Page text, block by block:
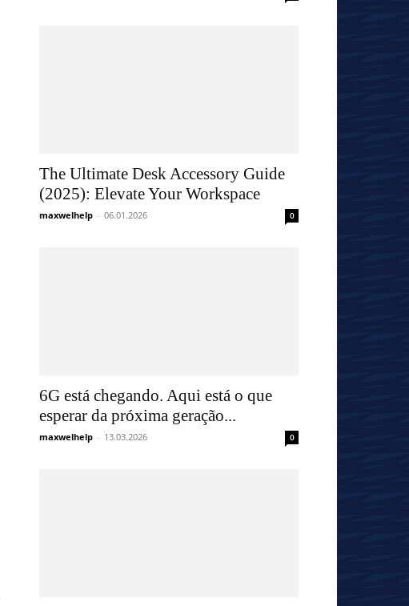
The Ultimate Desk Accessory Guide
(2025): Elevate Your Workspace
maxwelhelp - 06.01.2026 0
6G está chegando. Aqui está o que
esperar da próxima geração...
maxwelhelp - 13.03.2026 0